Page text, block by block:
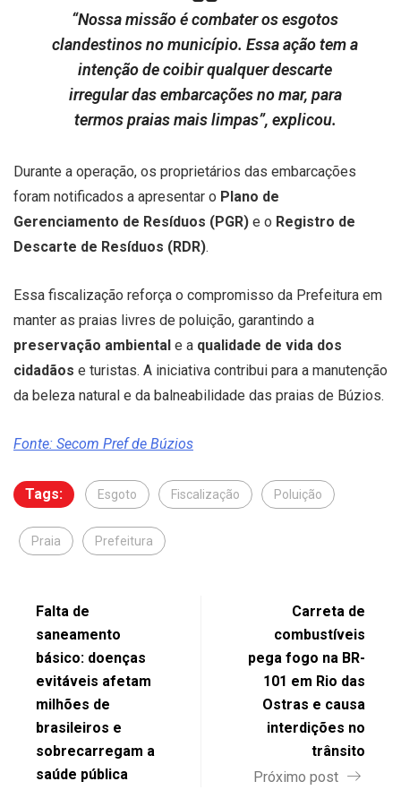
“Nossa missão é combater os esgotos
clandestinos no município. Essa ação tem a
intenção de coibir qualquer descarte
irregular das embarcações no mar, para
termos praias mais limpas”, explicou.
Durante a operação, os proprietários das embarcações
foram notificados a apresentar o Plano de
Gerenciamento de Resíduos (PGR) e o Registro de
Descarte de Resíduos (RDR).
Essa fiscalização reforça o compromisso da Prefeitura em
manter as praias livres de poluição, garantindo a
preservação ambiental e a qualidade de vida dos
cidadãos e turistas. A iniciativa contribui para a manutenção
da beleza natural e da balneabilidade das praias de Búzios.
Fonte: Secom Pref de Búzios
Tags: Esgoto Fiscalização Poluição
Praia Prefeitura
Falta de
saneamento
básico: doenças
evitáveis afetam
milhões de
brasileiros e
sobrecarregam a
saúde pública
Carreta de
combustíveis
pega fogo na BR-
101 em Rio das
Ostras e causa
interdições no
trânsito
Próximo post